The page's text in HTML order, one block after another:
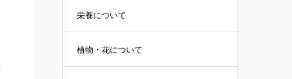
栄養について
植物・花について